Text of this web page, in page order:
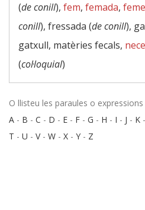
(de conill), fem, femada,
conill), fressada (de conill),
gatxull, matèries fecals,
(col·loquial)
O llisteu les paraules o
A - B - C - D - E - F - G - H - I - J - K -
T - U - V- W - X - Y - Z